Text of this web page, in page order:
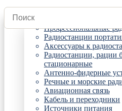
Радиостанции
Профессиональные
Радиостанции
Аксессуары к
Радиостанции, рации
стационарные
Антенно-фидерные
Речные и морские
Авиационная связь
Кабель и переходники
Источники питания